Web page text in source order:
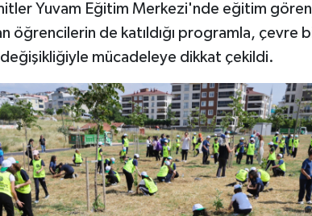
Yuvam Eğitim Merkezi'nde eğitim
öğrencilerin de katıldığı programla, çevre
değişikliğiyle mücadeleye dikkat çekildi.